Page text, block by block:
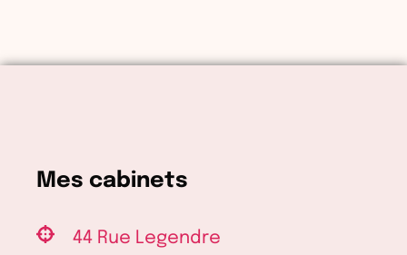
ils
leur
?
Mes cabinets
44 Rue Legendre